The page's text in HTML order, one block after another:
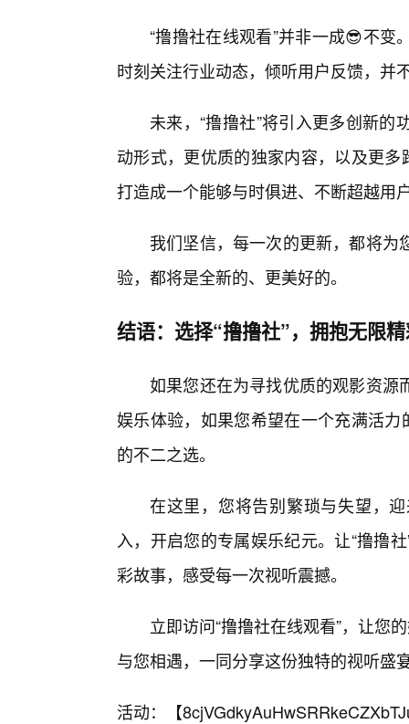
“撸撸社在线观看”并非一成😎不
时刻关注行业动态，倾听用户反馈，并
未来，“撸撸社”将引入更多创新
动形式，更优质的独家内容，以及更
打造成一个能够与时俱进、不断超越用
我们坚信，每一次的更新，都将
验，都将是全新的、更美好的。
结语：选择“撸撸社”，拥抱无限
如果您还在为寻找优质的观影资源
娱乐体验，如果您希望在一个充满活
的不二之选。
在这里，您将告别繁琐与失望，
入，开启您的专属娱乐纪元。让“撸撸
彩故事，感受每一次视听震撼。
立即访问“撸撸社在线观看”，让您
与您相遇，一同分享这份独特的视听盛
活动：【